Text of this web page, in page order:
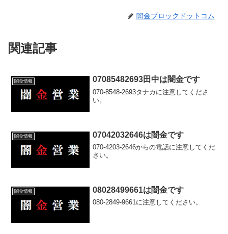
闇金ブロックドットコム
関連記事
闇金情報 07085482693田中は闇金です
070-8548-2693タナカに注意してくださ
い。
闇金情報 07042032646は闇金です
070-4203-2646からの電話に注意してくだ
さい。
闇金情報 08028499661は闇金です
080-2849-9661に注意してください。